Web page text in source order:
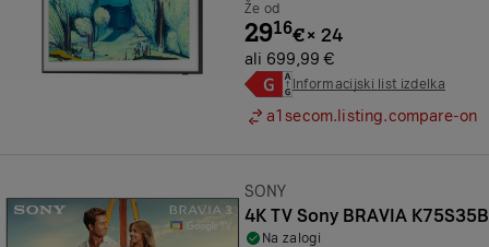
Že od
2916€× 24
ali 699,99 €
Informacijski list izdelka
a1secom.listing.compare-on
Znamka:
SONY
4K TV Sony BRAVIA K75S35B
Na zalogi